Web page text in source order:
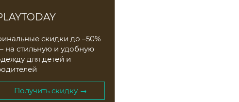
скидки до –50%
на стильную и удобную
для детей и
Получить скидку →